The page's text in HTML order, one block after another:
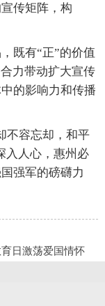
传矩阵，构
既有“正”的价值
力带动扩大宣传
的影响力和传播
容忘却，和平
入人心，惠州必
强军的磅礴力
日激荡爱国情怀